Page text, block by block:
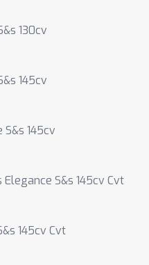
130cv
145cv
145cv
S&s 145cv Cvt
145cv Cvt